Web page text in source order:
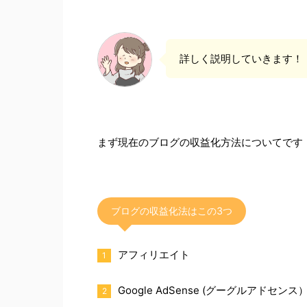
詳しく説明していきます！
まず現在のブログの収益化方法についてです
ブログの収益化法はこの3つ
アフィリエイト
Google AdSense (グーグルアドセンス